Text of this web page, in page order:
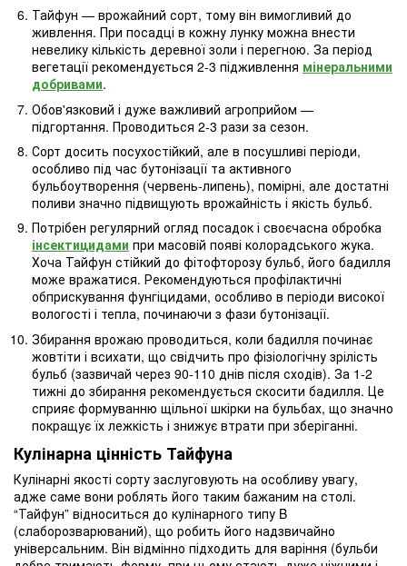
Тайфун — врожайний сорт, тому він вимогливий до
живлення. При посадці в кожну лунку можна внести
невелику кількість деревної золи і перегною. За період
вегетації рекомендується 2-3 підживлення мінеральними
добривами.
Обов'язковий і дуже важливий агроприйом —
підгортання. Проводиться 2-3 рази за сезон.
Сорт досить посухостійкий, але в посушливі періоди,
особливо під час бутонізації та активного
бульбоутворення (червень-липень), помірні, але достатні
поливи значно підвищують врожайність і якість бульб.
Потрібен регулярний огляд посадок і своєчасна обробка
інсектицидами при масовій появі колорадського жука.
Хоча Тайфун стійкий до фітофторозу бульб, його бадилля
може вражатися. Рекомендуються профілактичні
обприскування фунгіцидами, особливо в періоди високої
вологості і тепла, починаючи з фази бутонізації.
Збирання врожаю проводиться, коли бадилля починає
жовтіти і всихати, що свідчить про фізіологічну зрілість
бульб (зазвичай через 90-110 днів після сходів). За 1-2
тижні до збирання рекомендується скосити бадилля. Це
сприяє формуванню щільної шкірки на бульбах, що значно
покращує їх лежкість і знижує втрати при зберіганні.
Кулінарна цінність Тайфуна
Кулінарні якості сорту заслуговують на особливу увагу,
адже саме вони роблять його таким бажаним на столі.
“Тайфун” відноситься до кулінарного типу B
(слаборозварюваний), що робить його надзвичайно
універсальним. Він відмінно підходить для варіння (бульби